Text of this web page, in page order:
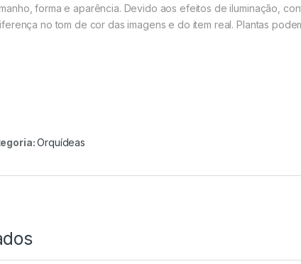
forma e aparência. Devido aos efeitos de iluminação,
no tom de cor das imagens e do item real. Plantas
Orquídeas